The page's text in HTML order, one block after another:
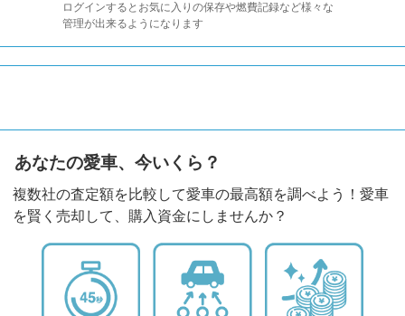
ログインするとお気に入りの保存や燃費記録など様々な
管理が出来るようになります
あなたの愛車、今いくら？
複数社の査定額を比較して愛車の最高額を調べよう！愛車
を賢く売却して、購入資金にしませんか？